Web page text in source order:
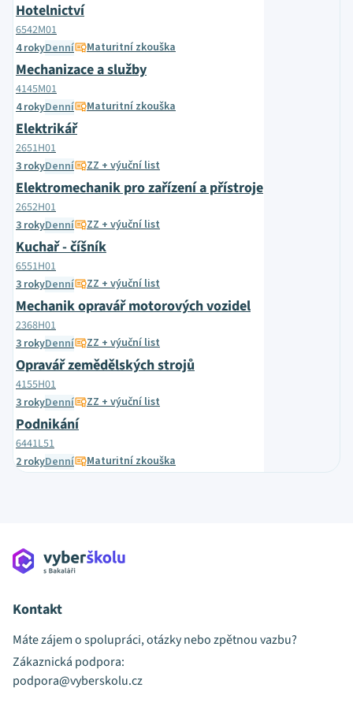
Hotelnictví
6542M01
4 rokyDenní Maturitní zkouška
Mechanizace a služby
4145M01
4 rokyDenní Maturitní zkouška
Elektrikář
2651H01
3 rokyDenní ZZ + výuční list
Elektromechanik pro zařízení a přístroje
2652H01
3 rokyDenní ZZ + výuční list
Kuchař - číšník
6551H01
3 rokyDenní ZZ + výuční list
Mechanik opravář motorových vozidel
2368H01
3 rokyDenní ZZ + výuční list
Opravář zemědělských strojů
4155H01
3 rokyDenní ZZ + výuční list
Podnikání
6441L51
2 rokyDenní Maturitní zkouška
Kontakt
Máte zájem o spolupráci, otázky nebo zpětnou vazbu?
Zákaznická podpora:
podpora@vyberskolu.cz